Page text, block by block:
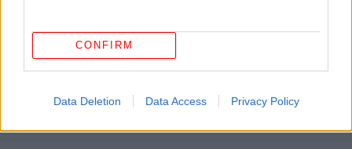
CONFIRM
Data Deletion Data Access Privacy Policy